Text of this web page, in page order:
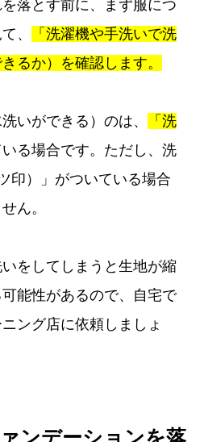
落とす前に、まず服につ
、
「洗濯機や手洗いで洗
るか）を確認します。
いができる）のは、
「洗
る場合です。ただし、洗
印）」がついている場合
ん。
をしてしまうと生地が縮
能性があるので、自宅で
ング店に依頼しましょ
ンデーションを落